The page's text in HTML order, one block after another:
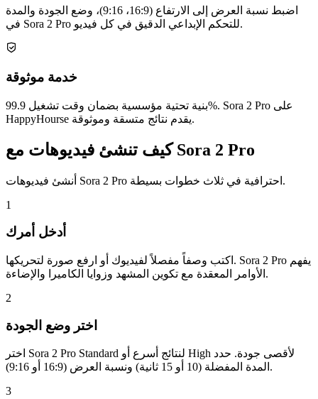
اضبط نسبة العرض إلى الارتفاع (16:9، 9:16)، وضع الجودة والمدة
في Sora 2 Pro للتحكم الإبداعي الدقيق في كل فيديو.
خدمة موثوقة
بنية تحتية مؤسسية بضمان وقت تشغيل 99.9%. Sora 2 Pro على
HappyHourse يقدم نتائج متسقة وموثوقة.
كيف تنشئ فيديوهات مع Sora 2 Pro
أنشئ فيديوهات Sora 2 Pro احترافية في ثلاث خطوات بسيطة.
1
أدخل أمرك
اكتب وصفاً مفصلاً لفيديوك أو ارفع صورة لتحريكها. Sora 2 Pro يفهم
الأوامر المعقدة مع تكوين المشهد وزوايا الكاميرا والإضاءة.
2
اختر وضع الجودة
اختر Sora 2 Pro Standard لنتائج أسرع أو High لأقصى جودة. حدد
المدة المفضلة (10 أو 15 ثانية) ونسبة العرض (16:9 أو 9:16).
3